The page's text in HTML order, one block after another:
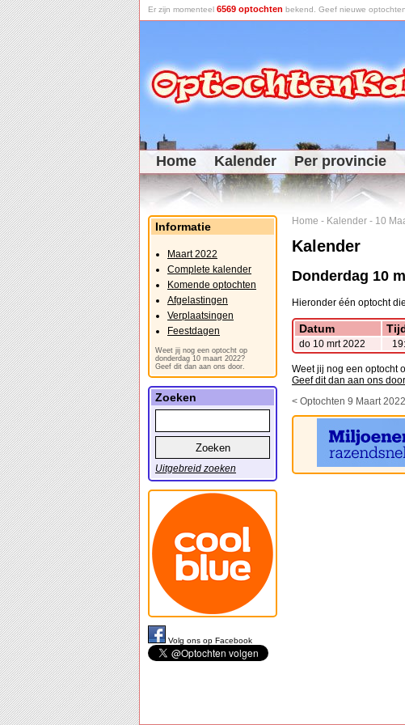
Er zijn momenteel 6569 optochten bekend. Geef nieuwe
Home Kalender Per provincie
Home - Kalender - 10
Kalender
Donderdag 10
Hieronder één optocht
Datum
do 10 mrt 2022
Weet jij nog een optocht
Geef dit dan aan ons
< Optochten 9 Maart 2022
Informatie
Maart 2022
Complete kalender
Komende optochten
Afgelastingen
Verplaatsingen
Feestdagen
Weet jij nog een optocht op
donderdag 10 maart 2022?
Geef dit dan aan ons door.
Zoeken
Uitgebreid zoeken
Volg ons op Facebook